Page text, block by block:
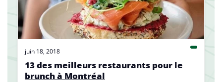
juin 18, 2018
13 des meilleurs restaurants pour le
brunch à Montréal